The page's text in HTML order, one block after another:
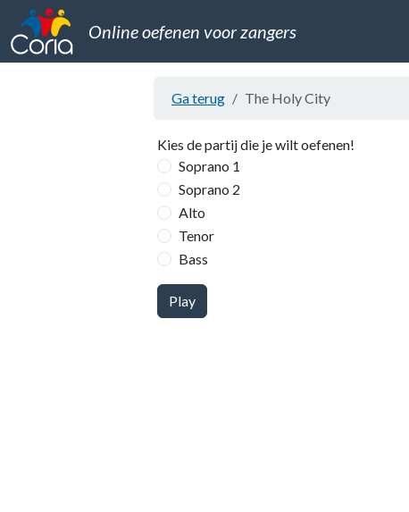
Online oefenen voor zangers
Ga terug The Holy City
Kies de partij die je wilt oefenen!
Soprano 1
Soprano 2
Alto
Tenor
Bass
Play